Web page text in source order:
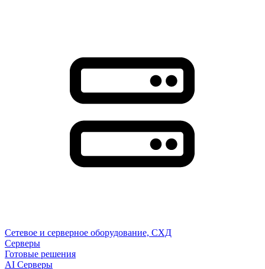
Сетевое и серверное оборудование, СХД
Cерверы
Готовые решения
AI Серверы